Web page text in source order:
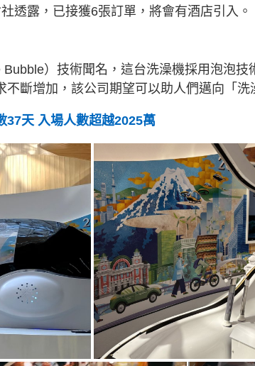
透露，已接獲6張訂單，將會有酒店引入。
）技術聞名，這台洗澡機採用泡泡技
斷增加，該公司期望可以助人們邁向「洗
37天 入場人數超越2025萬